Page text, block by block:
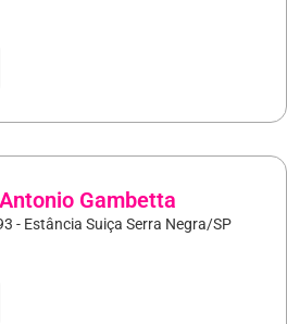
Gambetta
- Estância Suiça Serra Negra/SP